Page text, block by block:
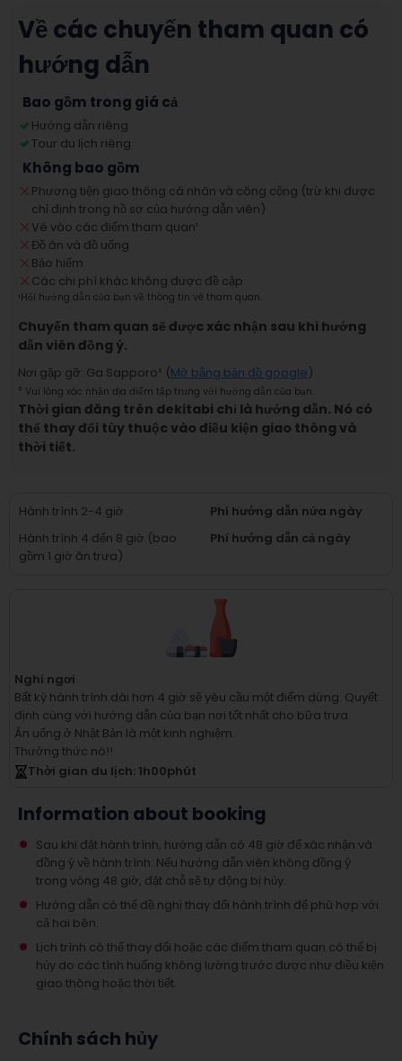
Về các chuyến tham quan có
hướng dẫn
Bao gồm trong giá cả
Hướng dẫn riêng
Tour du lịch riêng
Không bao gồm
Phương tiện giao thông cá nhân và công cộng (trừ khi được
chỉ định trong hồ sơ của hướng dẫn viên)
Vé vào các điểm tham quan¹
Đồ ăn và đồ uống
Bảo hiểm
Các chi phí khác không được đề cập
¹Hỏi hướng dẫn của bạn về thông tin vé tham quan.
Chuyến tham quan sẽ được xác nhận sau khi hướng
dẫn viên đồng ý.
Nơi gặp gỡ: Ga Sapporo² (Mở bằng bản đồ google)
² Vui lòng xác nhận địa điểm tập trung với hướng dẫn của bạn.
Thời gian đăng trên dekitabi chỉ là hướng dẫn. Nó có
thể thay đổi tùy thuộc vào điều kiện giao thông và
thời tiết.
Hành trình 2-4 giờ
Phí hướng dẫn nửa ngày
Hành trình 4 đến 8 giờ (bao
gồm 1 giờ ăn trưa)
Phí hướng dẫn cả ngày
Nghỉ ngơi
Bất kỳ hành trình dài hơn 4 giờ sẽ yêu cầu một điểm dừng. Quyết
định cùng với hướng dẫn của bạn nơi tốt nhất cho bữa trưa.
Ăn uống ở Nhật Bản là một kinh nghiệm.
Thưởng thức nó!!
Thời gian du lịch: 1h00phút
Information about booking
Sau khi đặt hành trình, hướng dẫn có 48 giờ để xác nhận và
đồng ý về hành trình. Nếu hướng dẫn viên không đồng ý
trong vòng 48 giờ, đặt chỗ sẽ tự động bị hủy.
Hướng dẫn có thể đề nghị thay đổi hành trình để phù hợp với
cả hai bên.
Lịch trình có thể thay đổi hoặc các điểm tham quan có thể bị
hủy do các tình huống không lường trước được như điều kiện
giao thông hoặc thời tiết.
Chính sách hủy